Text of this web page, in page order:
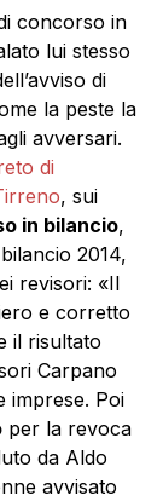
concorso in
lui stesso
di
la peste la
avversari.
di
, sui
in bilancio,
2014,
revisori: «Il
e corretto
il risultato
Carpano
imprese. Poi
per la revoca
da Aldo
avvisato